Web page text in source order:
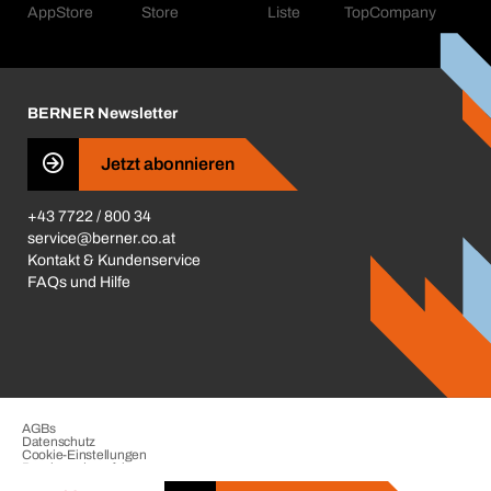
Kataloge & Broschüren
Presse
Business Conduct
BERNER Newsletter
Jetzt abonnieren
+43 7722 / 800 34
service@berner.co.at
Kontakt & Kundenservice
FAQs und Hilfe
AGBs
Datenschutz
Cookie-Einstellungen
Beschwerdeverfahren